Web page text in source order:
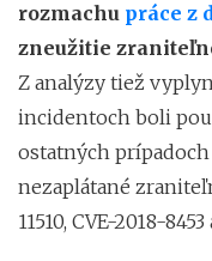
rozmachu práce z
zneužitie
Z analýzy tiež
incidentoch boli
ostatných
nezaplátané
11510, CVE-2018-